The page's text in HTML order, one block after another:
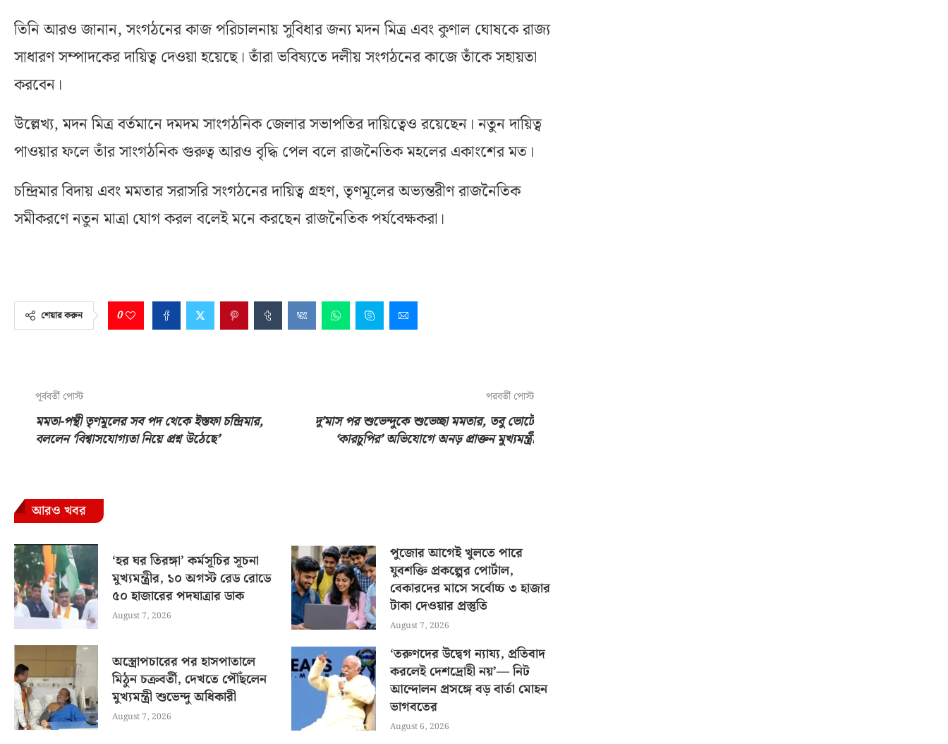
তিনি আরও জানান, সংগঠনের কাজ পরিচালনায় সুবিধার জন্য মদন মিত্র এবং কুণাল ঘোষকে রাজ্য
সাধারণ সম্পাদকের দায়িত্ব দেওয়া হয়েছে। তাঁরা ভবিষ্যতে দলীয় সংগঠনের কাজে তাঁকে সহায়তা
করবেন।
উল্লেখ্য, মদন মিত্র বর্তমানে দমদম সাংগঠনিক জেলার সভাপতির দায়িত্বেও রয়েছেন। নতুন দায়িত্ব
পাওয়ার ফলে তাঁর সাংগঠনিক গুরুত্ব আরও বৃদ্ধি পেল বলে রাজনৈতিক মহলের একাংশের মত।
চন্দ্রিমার বিদায় এবং মমতার সরাসরি সংগঠনের দায়িত্ব গ্রহণ, তৃণমূলের অভ্যন্তরীণ রাজনৈতিক
সমীকরণে নতুন মাত্রা যোগ করল বলেই মনে করছেন রাজনৈতিক পর্যবেক্ষকরা।
শেয়ার করুন 0
পূর্ববর্তী পোস্ট
মমতা-পন্থী তৃণমূলের সব পদ থেকে ইস্তফা চন্দ্রিমার,
বললেন ‘বিশ্বাসযোগ্যতা নিয়ে প্রশ্ন উঠেছে’
পরবর্তী পোস্ট
দু’মাস পর শুভেন্দুকে শুভেচ্ছা মমতার, তবু ভোটে
‘কারচুপির’ অভিযোগে অনড় প্রাক্তন মুখ্যমন্ত্রী
আরও খবর
‘হর ঘর তিরঙ্গা’ কর্মসূচির সূচনা
মুখ্যমন্ত্রীর, ১০ অগস্ট রেড রোডে
৫০ হাজারের পদযাত্রার ডাক
August 7, 2026
পুজোর আগেই খুলতে পারে
যুবশক্তি প্রকল্পের পোর্টাল,
বেকারদের মাসে সর্বোচ্চ ৩ হাজার
টাকা দেওয়ার প্রস্তুতি
August 7, 2026
অস্ত্রোপচারের পর হাসপাতালে
মিঠুন চক্রবর্তী, দেখতে পৌঁছলেন
মুখ্যমন্ত্রী শুভেন্দু অধিকারী
August 7, 2026
‘তরুণদের উদ্বেগ ন্যায্য, প্রতিবাদ
করলেই দেশদ্রোহী নয়’— নিট
আন্দোলন প্রসঙ্গে বড় বার্তা মোহন
ভাগবতের
August 6, 2026